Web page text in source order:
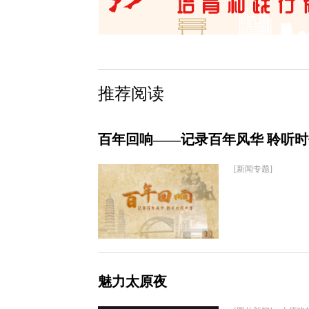
推荐阅读
百年回响——记录百年风华 聆听
[新闻专题]
魅力太原夜